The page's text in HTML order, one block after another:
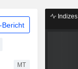
Bericht
MT
Indizes